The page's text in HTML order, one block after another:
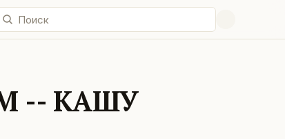
-- КАШУ